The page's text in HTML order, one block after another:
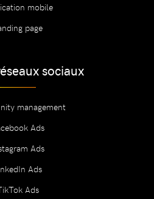
mobile
page
sociaux
management
Ads
Ads
Ads
Ads